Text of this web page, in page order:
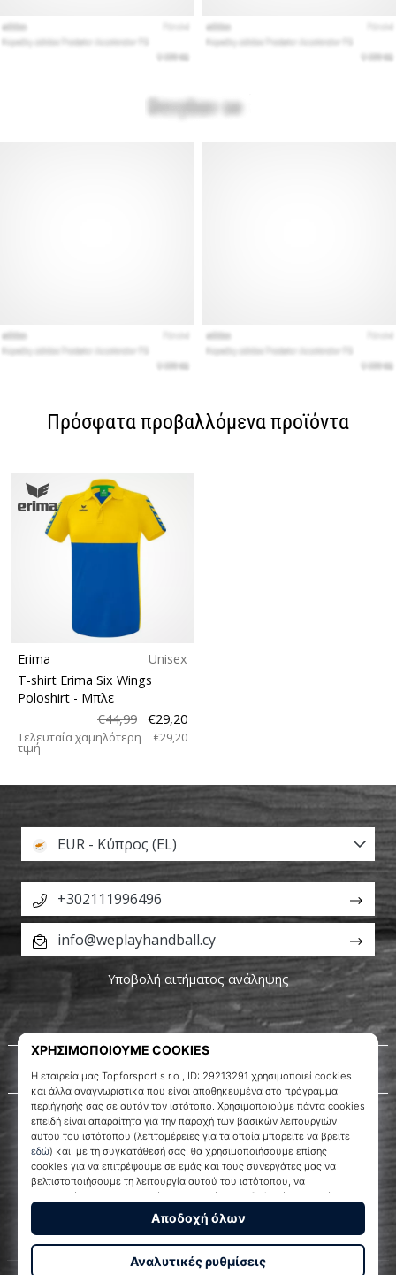
Πρόσφατα προβαλλόμενα προϊόντα
Erima
Unisex
T-shirt Erima Six Wings
Poloshirt - Μπλε
€44,99
€29,20
Τελευταία χαμηλότερη
τιμή
€29,20
WePlayHandball.cy
Σχετικά μ' εμάς
Εξυπηρέτηση πελατών
EUR - Κύπρος (EL)
+302111996496
info@weplayhandball.cy
Υποβολή αιτήματος ανάληψης